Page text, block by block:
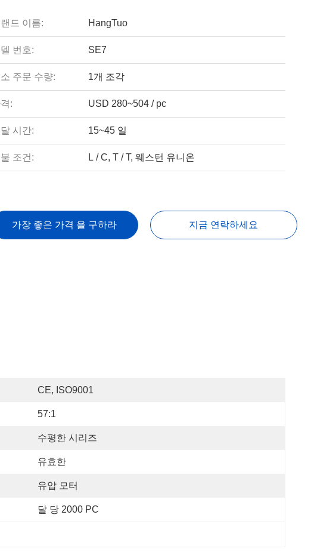
랜드 이름: HangTuo
델 번호: SE7
주문 수량: 1개 조각
: USD 280~504 / pc
시간: 15~45 일
조건: L / C, T / T, 웨스턴 유니온
가장 좋은 가격 을 구하라 지금 연락하세요
CE, ISO9001
57:1
수평한 시리즈
유효한
유압 모터
달 당 2000 PC